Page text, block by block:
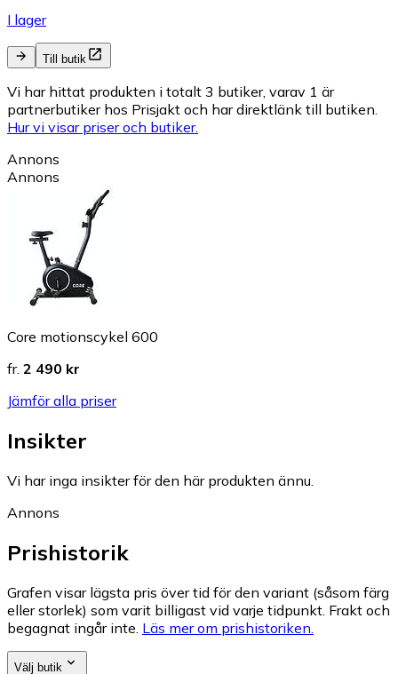
I lager
Till butik
Vi har hittat produkten i totalt 3 butiker, varav 1 är
partnerbutiker hos Prisjakt och har direktlänk till butiken.
Hur vi visar priser och butiker.
Annons
Annons
Core motionscykel 600
fr. 2 490 kr
Jämför alla priser
Insikter
Vi har inga insikter för den här produkten ännu.
Annons
Prishistorik
Grafen visar lägsta pris över tid för den variant (såsom färg
eller storlek) som varit billigast vid varje tidpunkt. Frakt och
begagnat ingår inte. Läs mer om prishistoriken.
Välj butik